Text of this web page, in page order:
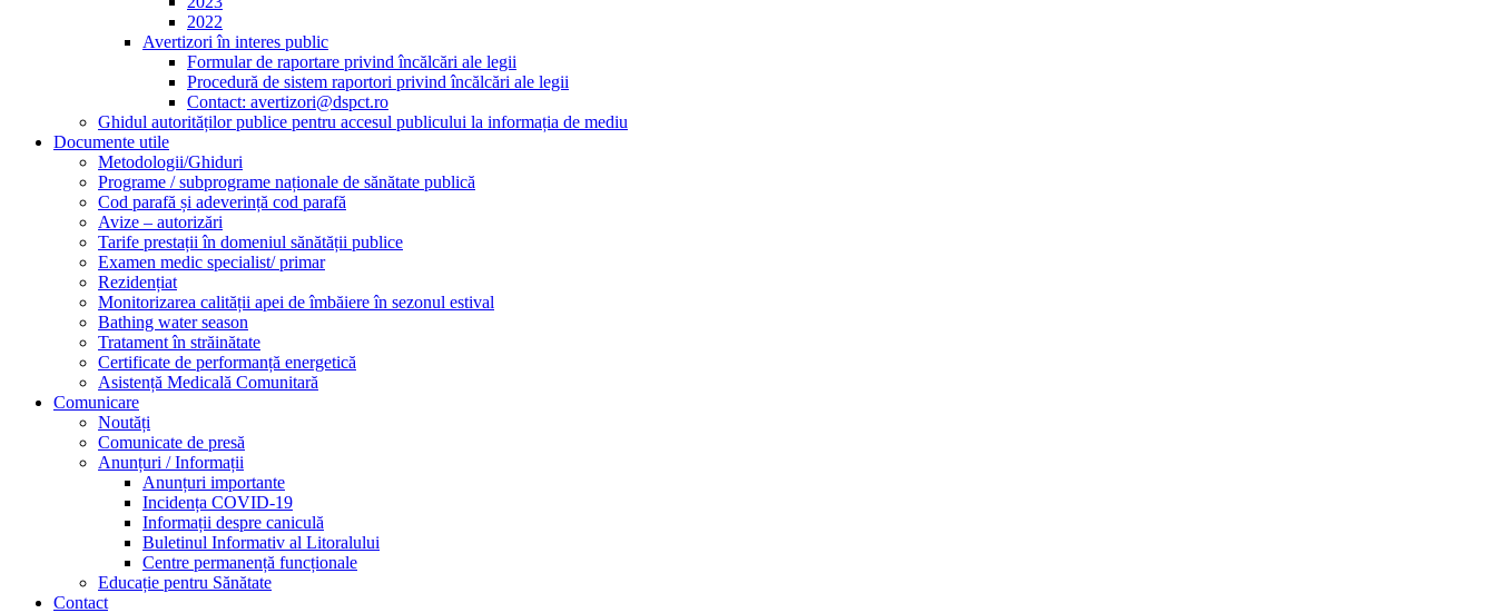
2022
Avertizori în interes public
Formular de raportare privind încălcări ale legii
Procedură de sistem raportori privind încălcări ale legii
Contact: avertizori@dspct.ro
Ghidul autorităților publice pentru accesul publicului la informația de mediu
Documente utile
Metodologii/Ghiduri
Programe / subprograme naționale de sănătate publică
Cod parafă și adeverință cod parafă
Avize – autorizări
Tarife prestații în domeniul sănătății publice
Examen medic specialist/ primar
Rezidențiat
Monitorizarea calității apei de îmbăiere în sezonul estival
Bathing water season
Tratament în străinătate
Certificate de performanță energetică
Asistență Medicală Comunitară
Comunicare
Noutăți
Comunicate de presă
Anunțuri / Informații
Anunțuri importante
Incidența COVID-19
Informații despre caniculă
Buletinul Informativ al Litoralului
Centre permanență funcționale
Educație pentru Sănătate
Contact